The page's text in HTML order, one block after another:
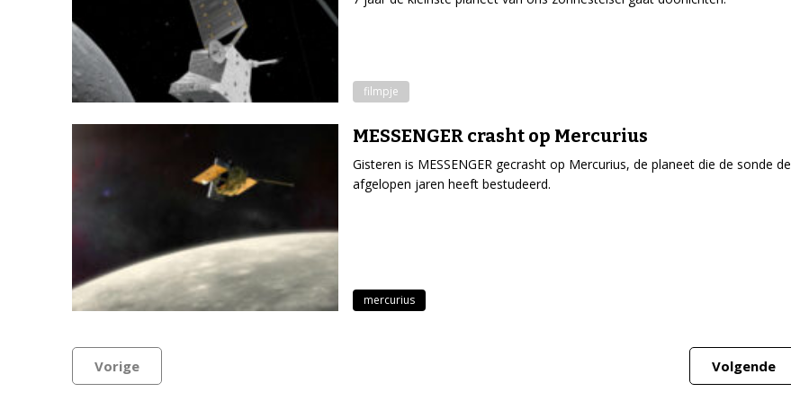
filmpje
MESSENGER crasht op Mercurius
Gisteren is MESSENGER gecrasht op Mercurius, de planeet die de sonde de
afgelopen jaren heeft bestudeerd.
mercurius
Vorige Volgende